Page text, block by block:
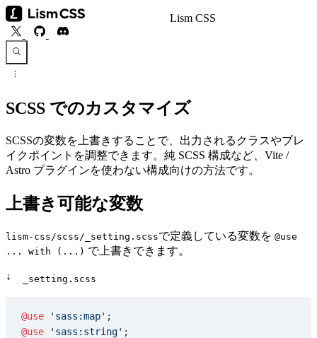
Lism CSS
SCSS でのカスタマイズ
SCSSの変数を上書きすることで、出力されるクラスやブレ
イクポイントを調整できます。純 SCSS 構成など、Vite /
Astro プラグインを使わない構成向けの方法です。
上書き可能な変数
lism-css/scss/_setting.scssで定義している変数を @use
... with (...) で上書きできます。
↓ _setting.scss
@use 'sass:map' ;
@use 'sass:string' ;